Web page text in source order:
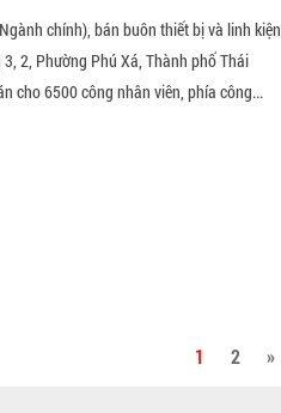
chính), bán buôn thiết bị và linh kiện
2, Phường Phú Xá, Thành phố Thái
cho 6500 công nhân viên, phía công...
1 2 »